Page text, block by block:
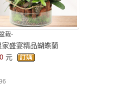
栽-
家盛宴精品蝴蝶蘭
元